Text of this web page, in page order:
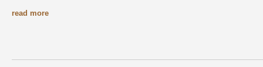
read more